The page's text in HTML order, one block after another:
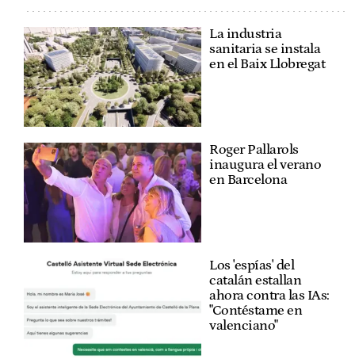
La industria
sanitaria se instala
en el Baix Llobregat
Roger Pallarols
inaugura el verano
en Barcelona
Los 'espías' del
catalán estallan
ahora contra las IAs:
"Contéstame en
valenciano"